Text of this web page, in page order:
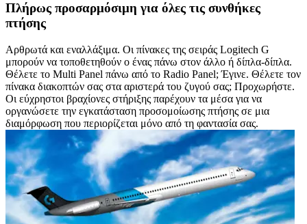
Πλήρως προσαρμόσιμη για όλες τις συνθήκες
πτήσης
Αρθρωτά και εναλλάξιμα. Οι πίνακες της σειράς Logitech G
μπορούν να τοποθετηθούν ο ένας πάνω στον άλλο ή δίπλα-δίπλα.
Θέλετε το Multi Panel πάνω από το Radio Panel; Έγινε. Θέλετε τον
πίνακα διακοπτών σας στα αριστερά του ζυγού σας; Προχωρήστε.
Οι εύχρηστοι βραχίονες στήριξης παρέχουν τα μέσα για να
οργανώσετε την εγκατάσταση προσομοίωσης πτήσης σε μια
διαμόρφωση που περιορίζεται μόνο από τη φαντασία σας.